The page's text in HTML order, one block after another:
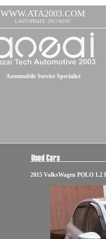
WWW.ATA2003.COM
LASTUPDATE: 2017/02/07
Automobile Service Specialist
2015 VolksWagen POLO